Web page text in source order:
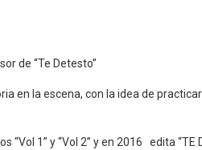
de “Te Detesto”
en la escena, con la idea de
1” y “Vol 2” y en 2016 edita “TE